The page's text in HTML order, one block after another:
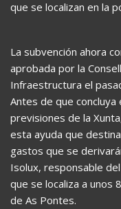
que se localizan en la
La subvención ahora
aprobada por la
Infraestructura el
Antes de que
previsiones de la
esta ayuda que
gastos que se
Isolux, responsable
que se localiza a unos
de As Pontes.